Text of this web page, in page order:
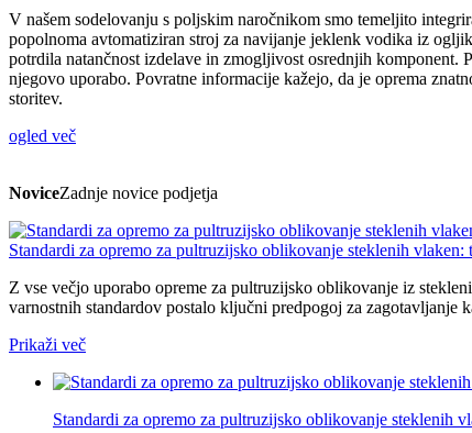
V našem sodelovanju s poljskim naročnikom smo temeljito
popolnoma avtomatiziran stroj za navijanje jeklenk vodika iz
potrdila natančnost izdelave in zmogljivost osrednjih komponent.
njegovo uporabo. Povratne informacije kažejo, da je oprema
storitev.
ogled več
NoviceZadnje novice podjetja
Standardi za opremo za pultruzijsko oblikovanje steklenih
Z vse večjo uporabo opreme za pultruzijsko oblikovanje iz
varnostnih standardov postalo ključni predpogoj za zagotavljanje
Prikaži več
Standardi za opremo za pultruzijsko oblikovanje steklenih